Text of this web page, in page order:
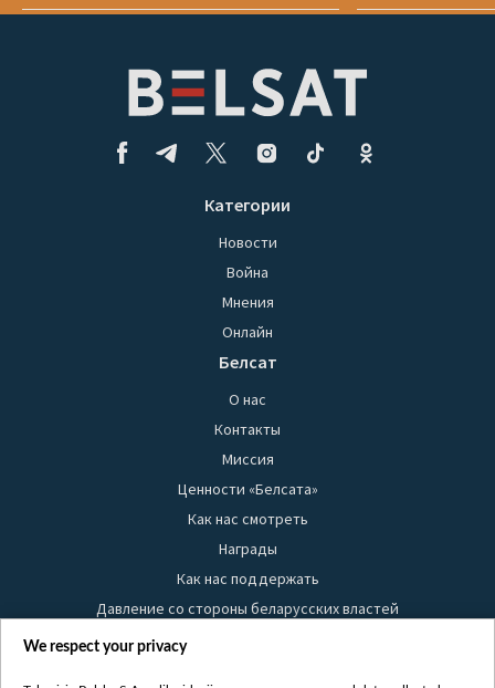
Категории
Новости
Война
Мнения
Онлайн
Белсат
О нас
Контакты
Миссия
Ценности «Белсата»
Как нас смотреть
Награды
Как нас поддержать
Давление со стороны беларусских властей
Правила использования материалов
We respect your privacy